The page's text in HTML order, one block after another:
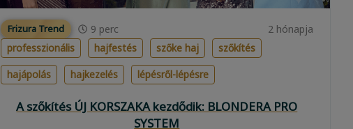
Frizura Trend 9 perc
2 hónapja
professzionális
hajfestés szőke haj
szőkítés
hajápolás
hajkezelés lépésről-lépésre
A szőkítés ÚJ KORSZAKA kezdődik: BLONDERA PRO
SYSTEM